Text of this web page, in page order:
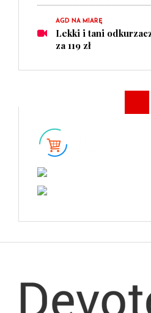
AGD NA MIARĘ
Lekki i tani
za 119 zł